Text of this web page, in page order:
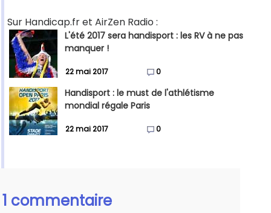
Sur Handicap.fr et AirZen Radio :
L'été 2017 sera handisport : les RV à ne pas
manquer !
22 mai 2017 0
Handisport : le must de l'athlétisme
mondial régale Paris
22 mai 2017 0
1 commentaire